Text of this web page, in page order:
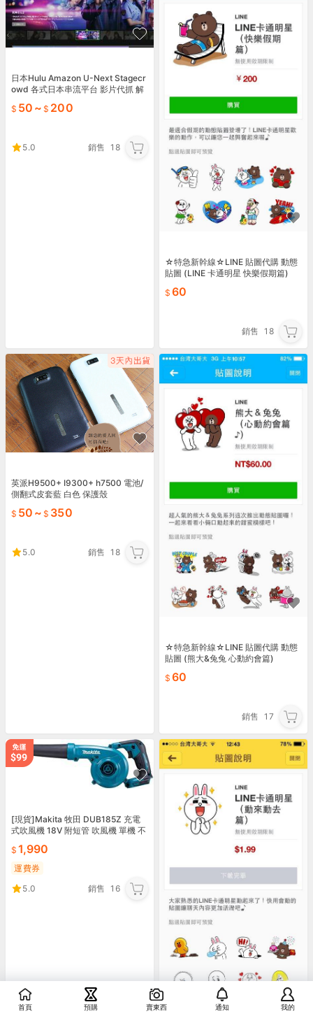
日本Hulu Amazon U-Next Stagecr
owd 各式日本串流平台 影片代抓 解
50 ~ 200
5.0 銷售 18
☆特急新幹線☆LINE 貼圖代購 動態
貼圖 (LINE 卡通明星 快樂假期篇)
60
銷售 18
英派H9500+ I9300+ h7500 電池/
側翻式皮套藍 白色 保護殼
50 ~ 350
5.0 銷售 18
☆特急新幹線☆LINE 貼圖代購 動態
貼圖 (熊大&兔兔 心動約會篇)
60
銷售 17
[現貨]Makita 牧田 DUB185Z 充電
式吹風機 18V 附短管 吹風機 單機 不
1,990
運費券
5.0
銷售 16
首頁 預購 賣東西 通知 我的